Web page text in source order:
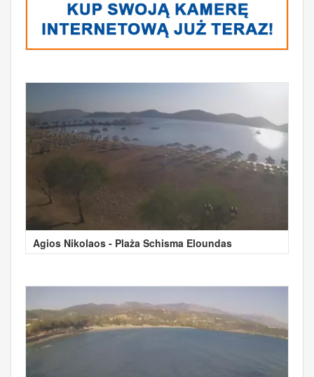
Agios Nikolaos - Plaża Schisma Eloundas